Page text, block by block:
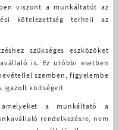
viszont a munkáltatót az
kötelezettség terheli az
szükséges eszközöket
is. Ez utóbbi esetben
szemben, figyelembe
igazolt költségeit
a munkáltató a
rendelkezésre, nem